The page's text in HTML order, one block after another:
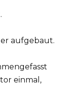
aufgebaut.
einmal,